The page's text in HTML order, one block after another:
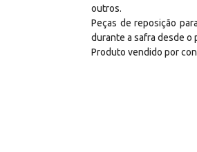
outros.
Peças de reposição
durante a safra desde o
Produto vendido por